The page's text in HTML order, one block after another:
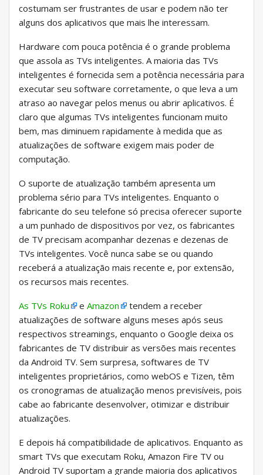
costumam ser frustrantes de usar e podem não ter
alguns dos aplicativos que mais lhe interessam.
Hardware com pouca potência é o grande problema
que assola as TVs inteligentes. A maioria das TVs
inteligentes é fornecida sem a potência necessária para
executar seu software corretamente, o que leva a um
atraso ao navegar pelos menus ou abrir aplicativos. É
claro que algumas TVs inteligentes funcionam muito
bem, mas diminuem rapidamente à medida que as
atualizações de software exigem mais poder de
computação.
O suporte de atualização também apresenta um
problema sério para TVs inteligentes. Enquanto o
fabricante do seu telefone só precisa oferecer suporte
a um punhado de dispositivos por vez, os fabricantes
de TV precisam acompanhar dezenas e dezenas de
TVs inteligentes. Você nunca sabe se ou quando
receberá a atualização mais recente e, por extensão,
os recursos mais recentes.
As TVs Roku e Amazon
tendem a receber
atualizações de software alguns meses após seus
respectivos streamings, enquanto o Google deixa os
fabricantes de TV distribuir as versões mais recentes
da Android TV. Sem surpresa, softwares de TV
inteligentes proprietários, como webOS e Tizen, têm
os cronogramas de atualização menos previsíveis, pois
cabe ao fabricante desenvolver, otimizar e distribuir
atualizações.
E depois há compatibilidade de aplicativos. Enquanto as
smart TVs que executam Roku, Amazon Fire TV ou
Android TV suportam a grande maioria dos aplicativos